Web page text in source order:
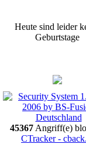
Heute sind leider
Geburtstage
45367 Angriff(e)
CTracker -